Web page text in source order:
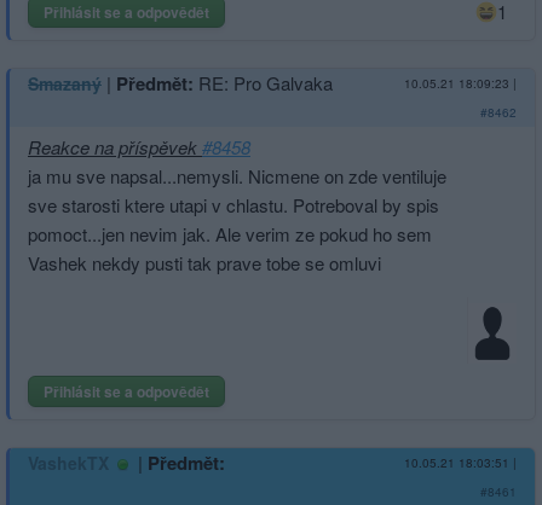
Přihlásit se a odpovědět 1
Smazaný | Předmět: RE: Pro Galvaka 10.05.21 18:09:23 |
#8462
Reakce na příspěvek#8458
ja mu sve napsal...nemysli. Nicmene on zde ventiluje
sve starosti ktere utapi v chlastu. Potreboval by spis
pomoct...jen nevim jak. Ale verim ze pokud ho sem
Vashek nekdy pusti tak prave tobe se omluvi
Přihlásit se a odpovědět
VashekTX | Předmět: 10.05.21 18:03:51 |
#8461